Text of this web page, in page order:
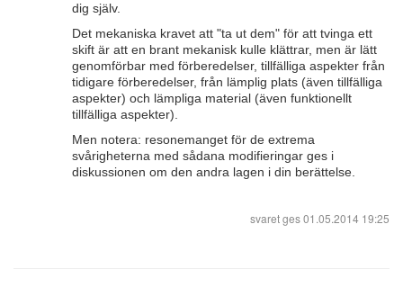
dig själv.
Det mekaniska kravet att "ta ut dem" för att tvinga ett
skift är att en brant mekanisk kulle klättrar, men är lätt
genomförbar med förberedelser, tillfälliga aspekter från
tidigare förberedelser, från lämplig plats (även tillfälliga
aspekter) och lämpliga material (även funktionellt
tillfälliga aspekter).
Men notera: resonemanget för de extrema
svårigheterna med sådana modifieringar ges i
diskussionen om den andra lagen i din berättelse.
svaret ges01.05.2014 19:25